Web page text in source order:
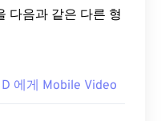
에게 Mobile Video